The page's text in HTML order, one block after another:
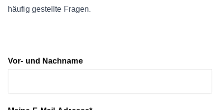
häufig gestellte Fragen.
Vor- und Nachname